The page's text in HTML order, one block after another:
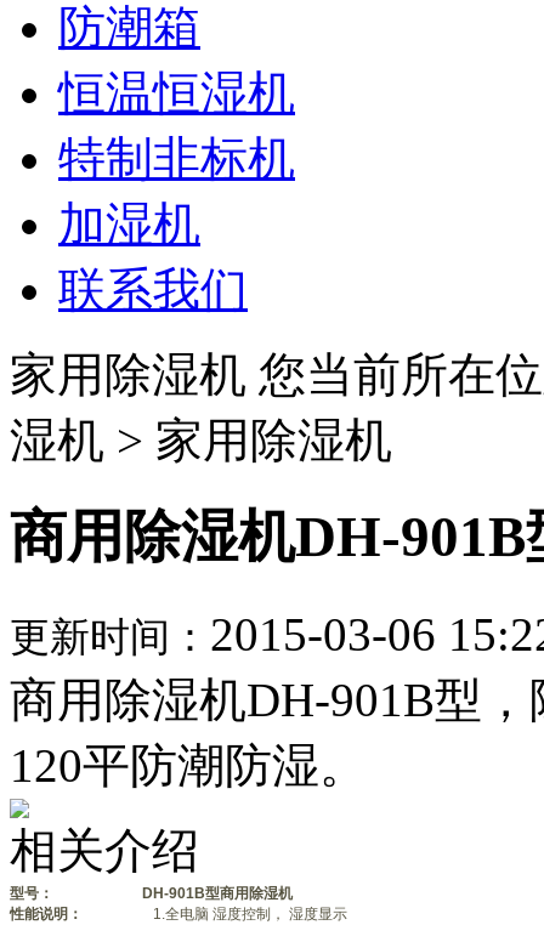
防潮箱
恒温恒湿机
特制非标机
加湿机
联系我们
家用除湿机 您当前所在
湿机 > 家用除湿机
商用除湿机DH-901B
更新时间： 2015-03-06
商用除湿机DH-901B型
120平防潮防湿。
相关介绍
型号：
DH-901B型商用除湿机
性能说明：
1.全电脑 湿度控制， 湿度显示